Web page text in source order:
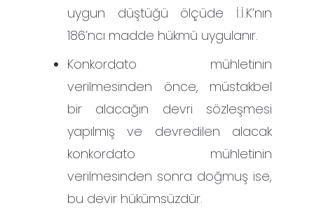
uygun düştüğü ölçüde İ.İ.K’nın
186’ncı madde hükmü uygulanır.
Konkordato mühletinin
verilmesinden önce, müstakbel
bir alacağın devri sözleşmesi
yapılmış ve devredilen alacak
konkordato mühletinin
verilmesinden sonra doğmuş ise,
bu devir hükümsüzdür.